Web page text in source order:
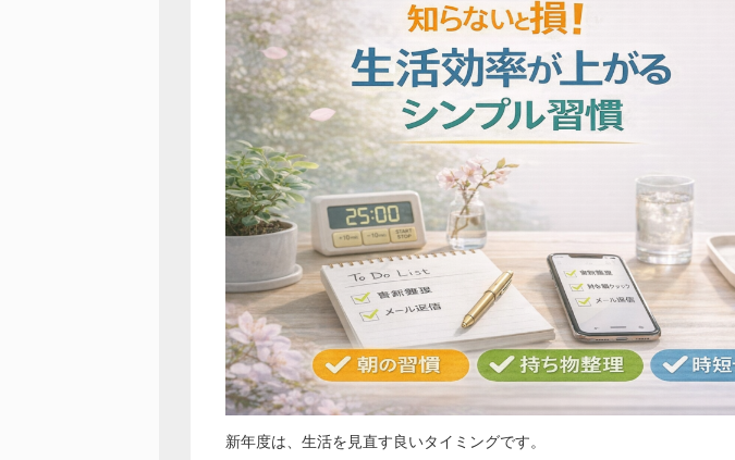
新年度は、生活を見直す良いタイミングです。